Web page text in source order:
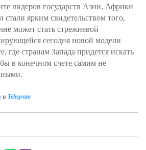
лидеров государств Азии, Африки
ярким свидетельством того,
может стать стрежневой
сегодня новой модели
где странам Запада придется искать
в конечном счете самим не
и Telegram